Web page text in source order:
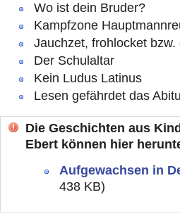
Wo ist dein Bruder?
Kampfzone
Jauchzet, frohlocket bzw.
Der Schulaltar
Kein Ludus Latinus
Lesen gefährdet das
Die Geschichten aus
Ebert können hier
Aufgewachsen in
438 KB)